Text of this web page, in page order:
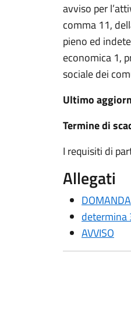
avviso per
comma 11,
pieno ed
economica 1,
sociale dei
Ultimo
Termine di
I requisiti di
Allegati
DOMANDA
determina
AVVISO